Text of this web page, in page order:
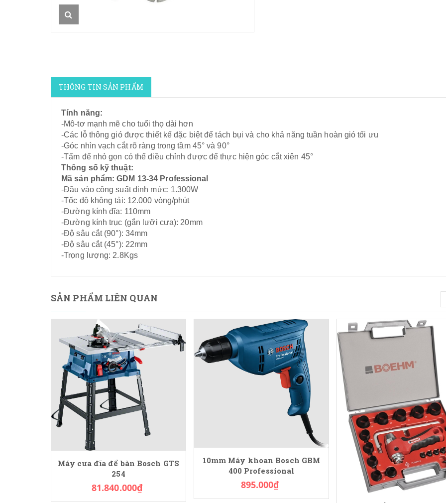
THÔNG TIN SẢN PHẨM
Tính năng:
-Mô-tơ mạnh mẽ cho tuổi thọ dài hơn
-Các lỗ thông gió được thiết kế đặc biệt để tách bụi và cho khả năng tuần hoàn gió tối ưu
-Góc nhìn vạch cắt rõ ràng trong tầm 45° và 90°
-Tấm đế nhỏ gọn có thể điều chỉnh được để thực hiện góc cắt xiên 45°
Thông số kỹ thuật:
Mã sản phẩm: GDM 13-34 Professional
-Đầu vào công suất định mức: 1.300W
-Tốc độ không tải: 12.000 vòng/phút
-Đường kính đĩa: 110mm
-Đường kính trục (gắn lưỡi cưa): 20mm
-Độ sâu cắt (90°): 34mm
-Độ sâu cắt (45°): 22mm
-Trọng lượng: 2.8Kgs
SẢN PHẨM LIÊN QUAN
Máy cưa đĩa để bàn Bosch GTS
254
81.840.000₫
10mm Máy khoan Bosch GBM
400 Professional
895.000₫